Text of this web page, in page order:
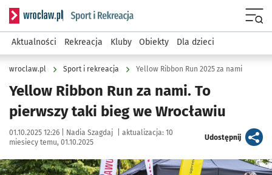
Serwis informacyjny wroclaw.pl podserwis: Sport i rekreacja
Aktualności Rekreacja Kluby Obiekty Dla dzieci
wroclaw.pl Sport i rekreacja Yellow Ribbon Run 2025 za nami
Yellow Ribbon Run za nami. To
pierwszy taki bieg we Wrocławiu
Data publikacji:
01.10.2025 12:26 | Autor:
Nadia Szagdaj aktualizacja: 10
miesiecy temu, 01.10.2025
Udostępnijartykuł
Kliknij, aby zobaczyć galerię